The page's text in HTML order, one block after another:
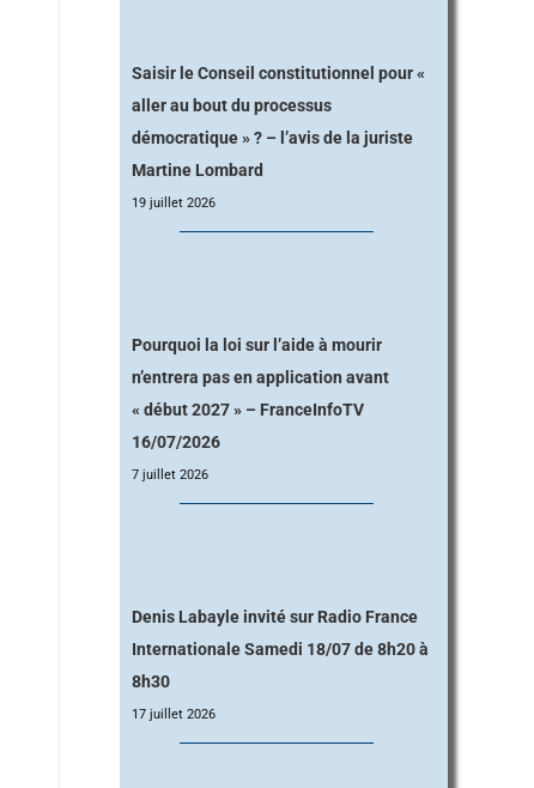
Saisir le Conseil constitutionnel pour «
aller au bout du processus
démocratique » ? – l’avis de la juriste
Martine Lombard
19 juillet 2026
Pourquoi la loi sur l’aide à mourir
n’entrera pas en application avant
« début 2027 » – FranceInfoTV
16/07/2026
7 juillet 2026
Denis Labayle invité sur Radio France
Internationale Samedi 18/07 de 8h20 à
8h30
17 juillet 2026